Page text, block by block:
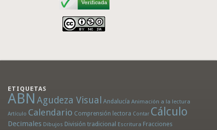
ETIQUETAS
ABN Agudeza Visual Andalucía Animación a la lectura
Artículo Calendario Comprensión lectora Contar Cálculo
Decimales Dibujos División tradicional Escritura Fracciones